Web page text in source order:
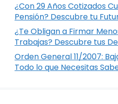
¿Con 29 Años Cotizados
Pensión? Descubre tu
¿Te Obligan a Firmar
Trabajas? Descubre tus
Orden General 11/2007:
Todo lo que Necesitas